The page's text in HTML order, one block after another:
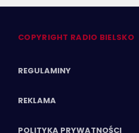
COPYRIGHT RADIO BIELSKO
REGULAMINY
REKLAMA
POLITYKA PRYWATNOŚCI